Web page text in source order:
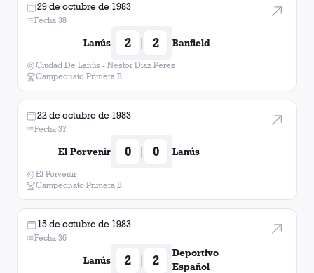
29 de octubre de 1983
Fecha 38
Lanús 2 | 2 Banfield
Ciudad De Lanús - Néstor Diaz Pérez
Campeonato Primera B
22 de octubre de 1983
Fecha 37
El Porvenir 0 | 0 Lanús
El Porvenir
Campeonato Primera B
15 de octubre de 1983
Fecha 36
Lanús 2 | 2
Deportivo
Español